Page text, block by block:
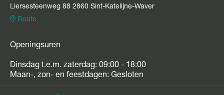
Liersesteenweg 88 2860 Sint-Katelijne-Waver
Route
Openingsuren
Dinsdag t.e.m. zaterdag: 09:00 - 18:00
Maan-, zon- en feestdagen: Gesloten